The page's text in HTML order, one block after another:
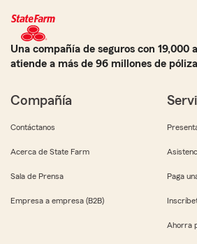
Una compañía de seguros con 19,000
atiende a más de 96 millones de
Compañía
Contáctanos
Acerca de State Farm
Sala de Prensa
Empresa a empresa (B2B)
Paga
Ahorra